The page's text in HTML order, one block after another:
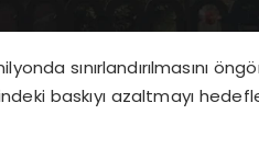
sınırlandırılmasını
baskıyı azaltmayı